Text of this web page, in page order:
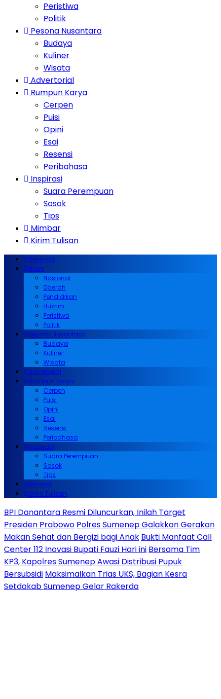
Peristiwa
Politik
Pesona Nusantara
Budaya
Kuliner
Wisata
Advertorial
Rumpun Karya
Cerpen
Puisi
Opini
Esai
Resensi
Peribahasa
Inspirasi
Suara Perempuan
Sosok
Tips
Mimbar
Kirim Tulisan
Beranda
News
Nasional
Daerah
Pendidikan
Hukrim
Peristiwa
Politik
Pesona Nusantara
Budaya
Kuliner
Wisata
Advertorial
Rumpun Karya
Cerpen
Puisi
Opini
Esai
Resensi
Peribahasa
Inspirasi
Suara Perempuan
Sosok
Tips
Mimbar
Kirim Tulisan
BPI Danantara Resmi Diluncurkan, Inilah Target
Presiden Prabowo Polres Sumenep Galakkan Gerakan
Makan Sehat dan Bergizi bagi Anak Bukti Manfaat Call
Center 112 Inovasi Bupati Fauzi Hari ini Bersama Tim
KP3, Kapolres Sumenep Awasi Distribusi Pupuk
Bersubsidi Maksimalkan Trias UKS, Bagian Kesra
Setdakab Sumenep Gelar Rakerda